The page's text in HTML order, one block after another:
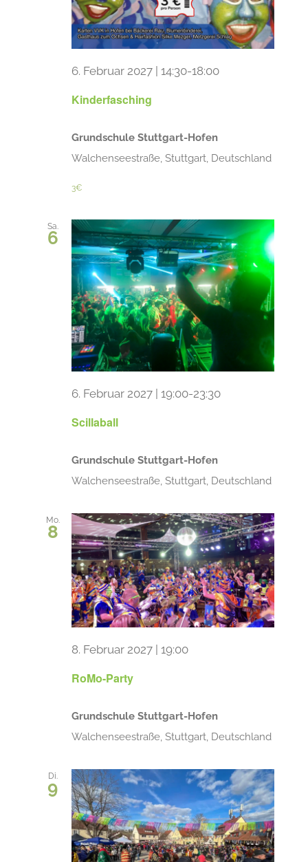
Kinderfasching
6. Februar 2027 | 14:30-18:00
Grundschule Stuttgart-Hofen
Walchenseestraße, Stuttgart, Deutschland
3€
Sa.
6
Scillaball
6. Februar 2027 | 19:00-23:30
Grundschule Stuttgart-Hofen
Walchenseestraße, Stuttgart, Deutschland
Mo.
8
RoMo-Party
8. Februar 2027 | 19:00
Grundschule Stuttgart-Hofen
Walchenseestraße, Stuttgart, Deutschland
Di.
9